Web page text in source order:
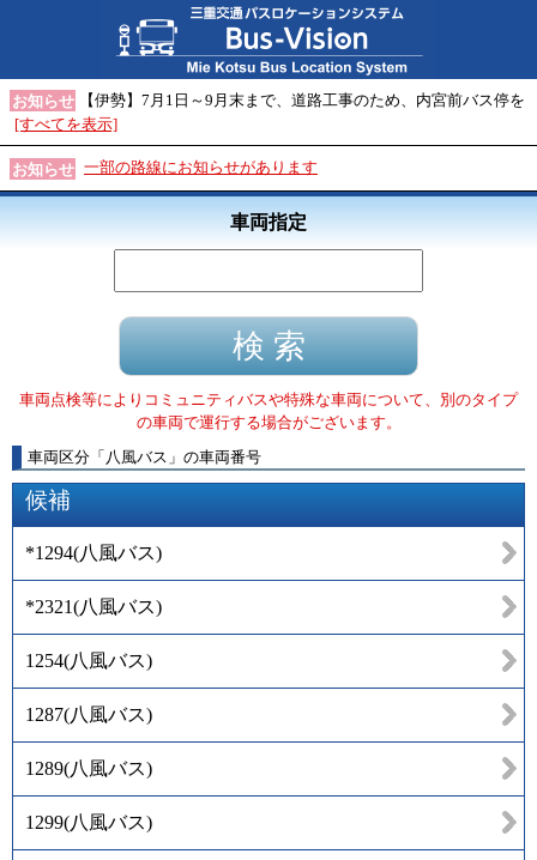
お知らせ
【伊勢】7月1日～9月末まで、道路工事のため、内宮前バス停を
[すべてを表示]
お知らせ 一部の路線にお知らせがあります
車両指定
車両点検等によりコミュニティバスや特殊な車両について、別のタイプ
の車両で運行する場合がございます。
車両区分 「 八風バス 」 の車両番号
候補
*1294(八風バス)
*2321(八風バス)
1254(八風バス)
1287(八風バス)
1289(八風バス)
1299(八風バス)